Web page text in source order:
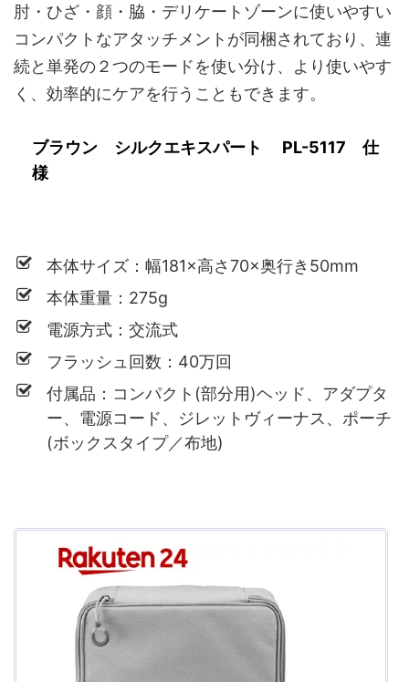
肘・ひざ・顔・脇・デリケートゾーンに使いやすい
コンパクトなアタッチメントが同梱されており、連
続と単発の２つのモードを使い分け、より使いやす
く、効率的にケアを行うこともできます。
ブラウン シルクエキスパート PL-5117 仕
様
本体サイズ：幅181×高さ70×奥行き50mm
本体重量：275g
電源方式：交流式
フラッシュ回数：40万回
付属品：コンパクト(部分用)ヘッド、アダプタ
ー、電源コード、ジレットヴィーナス、ポーチ
(ボックスタイプ／布地)